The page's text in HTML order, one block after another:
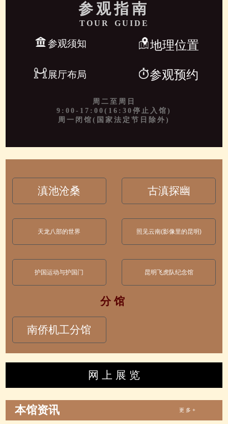
参观指南
TOUR GUIDE
参观须知 地理位置
展厅布局 参观预约
周二至周日
9:00-17:00(16:30停止入馆)
周一闭馆(国家法定节日除外)
滇池沧桑 古滇探幽
天龙八部的世界 照见云南(影像里的昆明)
护国运动与护国门 昆明飞虎队纪念馆
分 馆
南侨机工分馆
网 上 展 览
本馆资讯 更 多 +